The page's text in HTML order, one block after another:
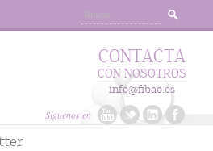
Síguenos en
CONTACTA
CON NOSOTROS
info@fibao.es